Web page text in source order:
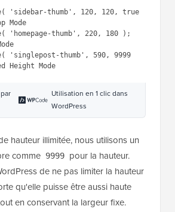
WordPress
de ce à quoi la fonction
ressembler :
'homepage-
, 220, 180 ); // Soft Crop
'singlepost-
, 590, 9999 ); //
Height Mode